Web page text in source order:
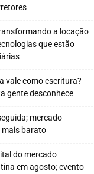
a locação
que estão
vale como escritura?
gente desconhece
mercado
mais barato
do mercado
em agosto; evento